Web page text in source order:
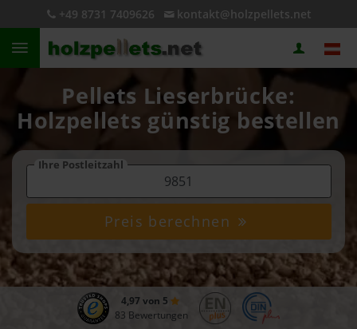
+49 8731 7409626 kontakt@holzpellets.net
Pellets Lieserbrücke:
Holzpellets günstig bestellen
Ihre Postleitzahl
Preis berechnen
4,97 von 5
83 Bewertungen